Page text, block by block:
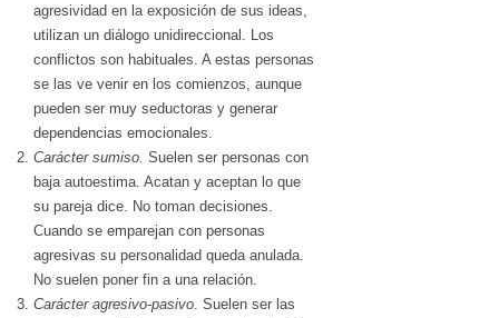
agresividad en la exposición de sus ideas,
utilizan un diálogo unidireccional. Los
conflictos son habituales. A estas personas
se las ve venir en los comienzos, aunque
pueden ser muy seductoras y generar
dependencias emocionales.
Carácter sumiso Suelen ser personas con
baja autoestima. Acatan y aceptan lo que
su pareja dice. No toman decisiones.
Cuando se emparejan con personas
agresivas su personalidad queda anulada.
No suelen poner fin a una relación.
Carácter agresivo-pasivo . Suelen ser las